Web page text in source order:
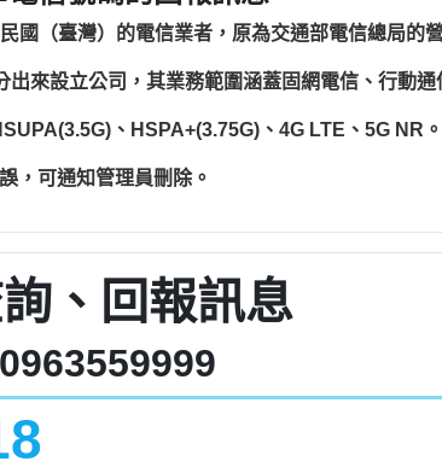
國（臺灣）的電信業者，原為交通部電信總局的
來設立公司，其業務範圍涵蓋固網電信、行動通
、HSPA+(3.75G)、4G LTE、5G NR。
，可通知管理員刪除。
、回報訊息